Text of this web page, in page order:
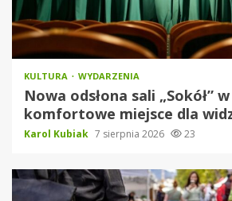
KULTURA WYDARZENIA
Nowa odsłona sali „Sokół”
komfortowe miejsce dla
Karol Kubiak 7 sierpnia 2026 23